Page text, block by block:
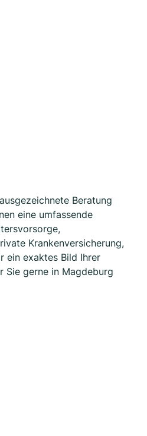
Beratung
eine umfassende
Krankenversicherung,
ein exaktes Bild Ihrer
Sie gerne in Magdeburg